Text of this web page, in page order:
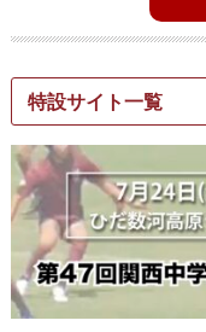
特設サイト一覧